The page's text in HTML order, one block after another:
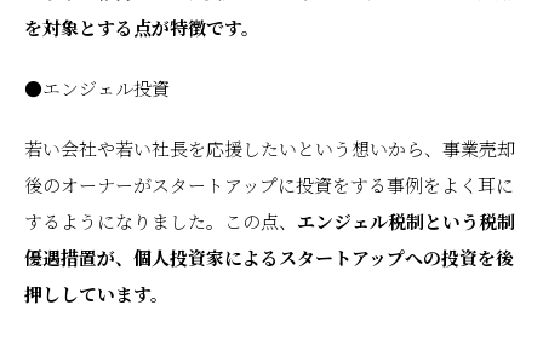
を対象とする点が特徴です。
●エンジェル投資
若い会社や若い社長を応援したいという想いから、事業売却
後のオーナーがスタートアップに投資をする事例をよく耳に
するようになりました。この点、 エンジェル税制という税制
優遇措置が、個人投資家によるスタートアップへの投資を後
押ししています。